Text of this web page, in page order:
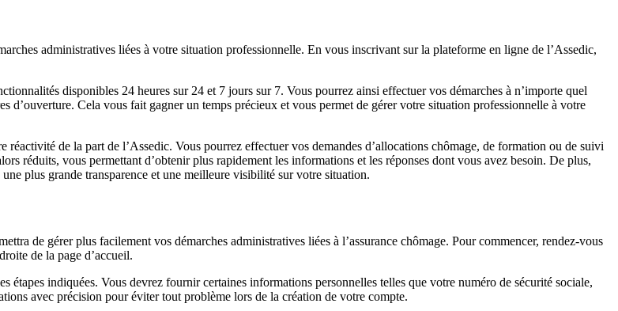
administratives liées à votre situation professionnelle. En vous inscrivant sur la plateforme en ligne de l’Assedic,
disponibles 24 heures sur 24 et 7 jours sur 7. Vous pourrez ainsi effectuer vos démarches à n’importe quel
d’ouverture. Cela vous fait gagner un temps précieux et vous permet de gérer votre situation professionnelle à votre
de la part de l’Assedic. Vous pourrez effectuer vos demandes d’allocations chômage, de formation ou de suivi
réduits, vous permettant d’obtenir plus rapidement les informations et les réponses dont vous avez besoin. De plus,
plus grande transparence et une meilleure visibilité sur votre situation.
de gérer plus facilement vos démarches administratives liées à l’assurance chômage. Pour commencer, rendez-vous
de la page d’accueil.
indiquées. Vous devrez fournir certaines informations personnelles telles que votre numéro de sécurité sociale,
avec précision pour éviter tout problème lors de la création de votre compte.